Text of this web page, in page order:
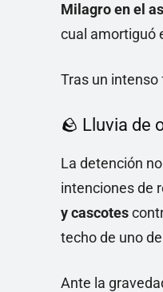
Milagro en el
cual amortiguó
Tras un
🪨 Lluvia de
La detención
intenciones de
y cascotes
techo de uno
Ante la